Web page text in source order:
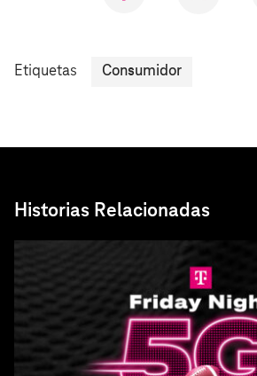
Etiquetas
Consumidor
Historias Relacionadas